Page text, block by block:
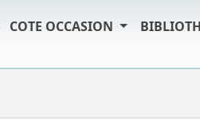
COTE OCCASION